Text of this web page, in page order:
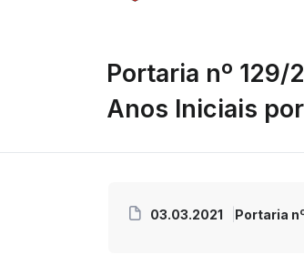
Portaria nº 129/
Anos Iniciais
03.03.2021 Portaria